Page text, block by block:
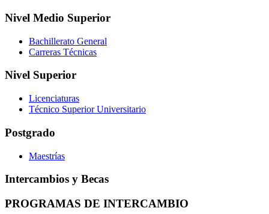
Nivel Medio Superior
Bachillerato General
Carreras Técnicas
Nivel Superior
Licenciaturas
Técnico Superior Universitario
Postgrado
Maestrías
Intercambios y Becas
PROGRAMAS DE INTERCAMBIO